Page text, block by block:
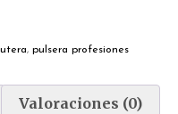
, pulsera profesiones
Valoraciones (0)